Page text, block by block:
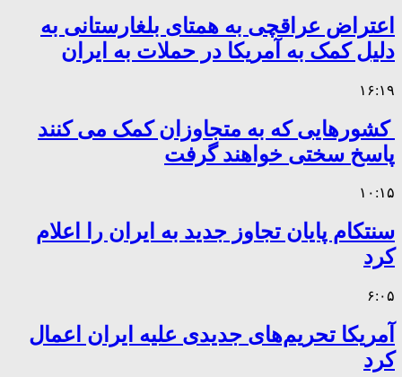
اعتراض عراقچی به همتای بلغارستانی به
دلیل کمک به آمریکا در حملات به ایران
۱۶:۱۹
کشورهایی که به متجاوزان کمک می کنند
پاسخ سختی خواهند گرفت
۱۰:۱۵
سنتکام پایان تجاوز جدید به ایران را اعلام
کرد
۶:۰۵
آمریکا تحریم‌های جدیدی علیه ایران اعمال
کرد